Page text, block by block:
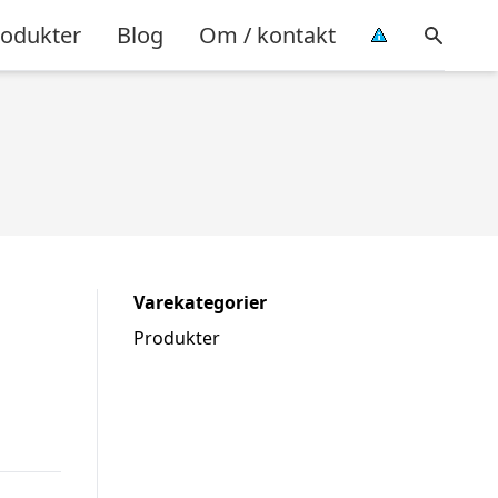
Blog Om / kontakt
Varekategorier
Produkter